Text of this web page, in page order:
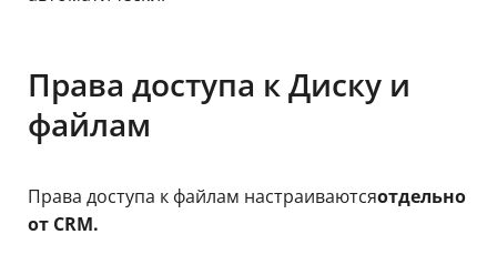
Права доступа к Диску и
файлам
Права доступа к файлам настраиваютсяотдельно
от CRM.